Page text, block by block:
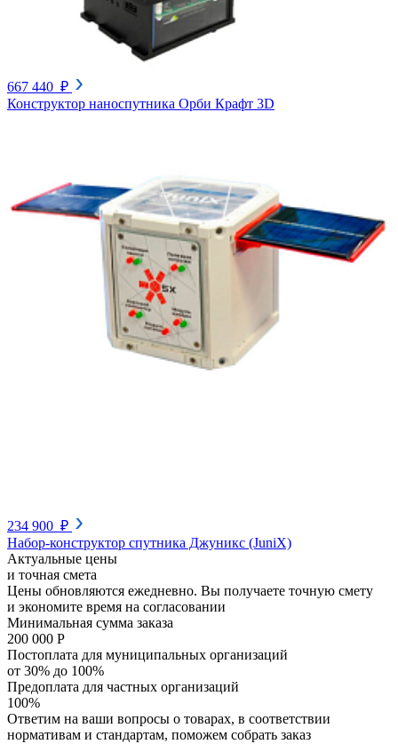
667 440 ₽
Конструктор наноспутника Орби Крафт 3D
234 900 ₽
Набор-конструктор спутника Джуникс (JuniX)
Актуальные цены
и точная смета
Цены обновляются ежедневно. Вы получаете точную смету
и экономите время на согласовании
Минимальная сумма заказа
200 000 Р
Постоплата для муниципальных организаций
от 30% до 100%
Предоплата для частных организаций
100%
Ответим на ваши вопросы о товарах, в соответствии
нормативам и стандартам, поможем собрать заказ